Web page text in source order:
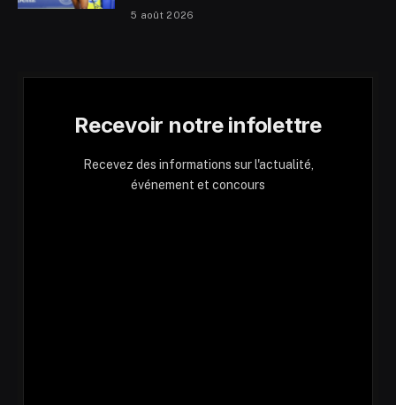
5 août 2026
Recevoir notre infolettre
Recevez des informations sur l'actualité,
événement et concours